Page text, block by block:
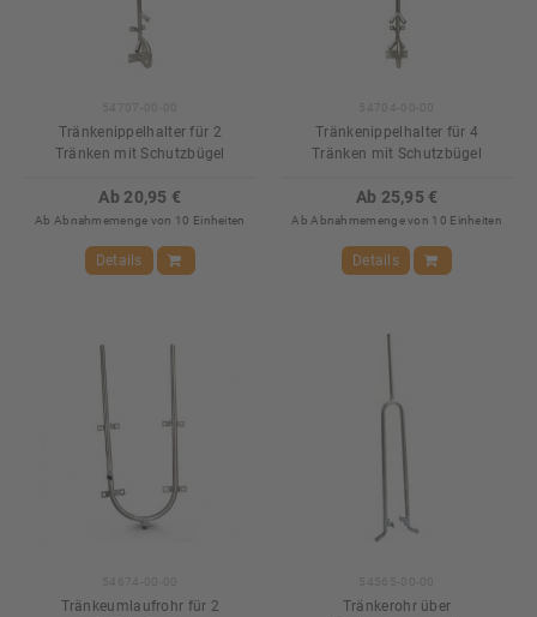
Tränkenippelhalter für 2
Tränken mit Schutzbügel
Ab 20,95 €
Ab Abnahmemenge von 10 Einheiten
Details
Tränkenippelhalter für 4
Tränken mit Schutzbügel
Ab 25,95 €
Ab Abnahmemenge von 10 Einheiten
Details
Tränkeumlaufrohr für 2
Tränkerohr über